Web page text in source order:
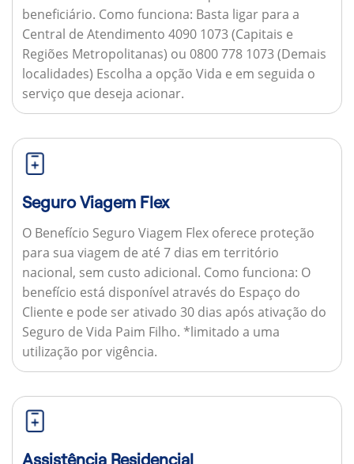
beneficiário. Como funciona: Basta ligar para a
Central de Atendimento 4090 1073 (Capitais e
Regiões Metropolitanas) ou 0800 778 1073 (Demais
localidades) Escolha a opção Vida e em seguida o
serviço que deseja acionar.
Seguro Viagem Flex
O Benefício Seguro Viagem Flex oferece proteção
para sua viagem de até 7 dias em território
nacional, sem custo adicional. Como funciona: O
benefício está disponível através do Espaço do
Cliente e pode ser ativado 30 dias após ativação do
Seguro de Vida Paim Filho. *limitado a uma
utilização por vigência.
Assistência Residencial